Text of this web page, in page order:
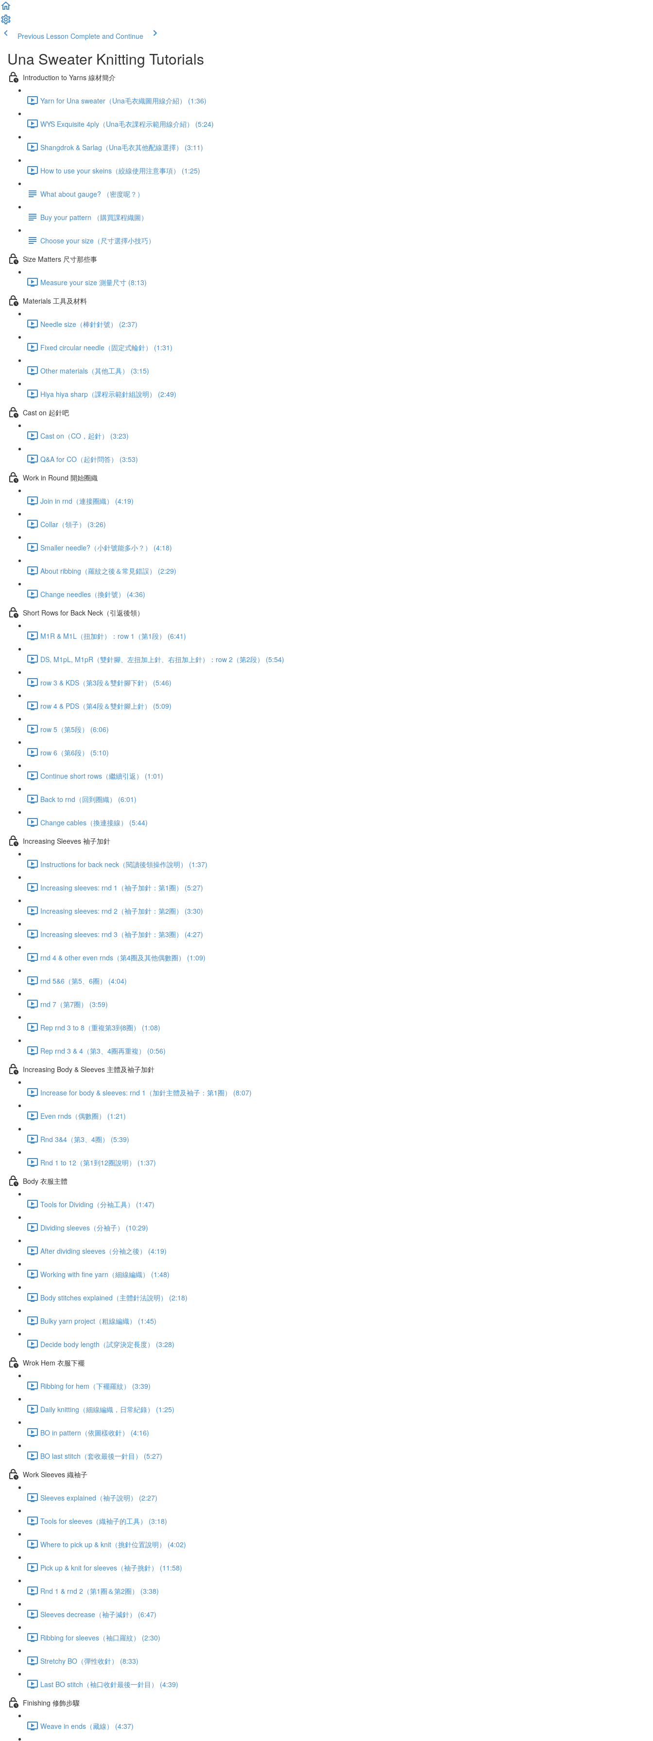
Previous Lesson Complete and Continue
Una Sweater Knitting Tutorials
Introduction to Yarns 線材簡介
Yarn for Una sweater（Una毛衣織圖用線介紹） (1:36)
WYS Exquisite 4ply（Una毛衣課程示範用線介紹） (5:24)
Shangdrok & Sarlag（Una毛衣其他配線選擇） (3:11)
How to use your skeins（絞線使用注意事項） (1:25)
What about gauge? （密度呢？）
Buy your pattern （購買課程織圖）
Choose your size（尺寸選擇小技巧）
Size Matters 尺寸那些事
Measure your size 測量尺寸 (8:13)
Materials 工具及材料
Needle size（棒針針號） (2:37)
Fixed circular needle（固定式輪針） (1:31)
Other materials（其他工具） (3:15)
Hiya hiya sharp（課程示範針組說明） (2:49)
Cast on 起針吧
Cast on（CO，起針） (3:23)
Q&A for CO（起針問答） (3:53)
Work in Round 開始圈織
Join in rnd（連接圈織） (4:19)
Collar（領子） (3:26)
Smaller needle?（小針號能多小？） (4:18)
About ribbing（羅紋之後＆常見錯誤） (2:29)
Change needles（換針號） (4:36)
Short Rows for Back Neck（引返後領）
M1R & M1L（扭加針）：row 1（第1段） (6:41)
DS, M1pL, M1pR（雙針腳、左扭加上針、右扭加上針）：row 2（第2段） (5:54)
row 3 & KDS（第3段＆雙針腳下針） (5:46)
row 4 & PDS（第4段＆雙針腳上針） (5:09)
row 5（第5段） (6:06)
row 6（第6段） (5:10)
Continue short rows（繼續引返） (1:01)
Back to rnd（回到圈織） (6:01)
Change cables（換連接線） (5:44)
Increasing Sleeves 袖子加針
Instructions for back neck（閱讀後領操作說明） (1:37)
Increasing sleeves: rnd 1（袖子加針：第1圈） (5:27)
Increasing sleeves: rnd 2（袖子加針：第2圈） (3:30)
Increasing sleeves: rnd 3（袖子加針：第3圈） (4:27)
rnd 4 & other even rnds（第4圈及其他偶數圈） (1:09)
rnd 5&6（第5、6圈） (4:04)
rnd 7（第7圈） (3:59)
Rep rnd 3 to 8（重複第3到8圈） (1:08)
Rep rnd 3 & 4（第3、4圈再重複） (0:56)
Increasing Body & Sleeves 主體及袖子加針
Increase for body & sleeves: rnd 1（加針主體及袖子：第1圈） (8:07)
Even rnds（偶數圈） (1:21)
Rnd 3&4（第3、4圈） (5:39)
Rnd 1 to 12（第1到12圈說明） (1:37)
Body 衣服主體
Tools for Dividing（分袖工具） (1:47)
Dividing sleeves（分袖子） (10:29)
After dividing sleeves（分袖之後） (4:19)
Working with fine yarn（細線編織） (1:48)
Body stitches explained（主體針法說明） (2:18)
Bulky yarn project（粗線編織） (1:45)
Decide body length（試穿決定長度） (3:28)
Wrok Hem 衣服下襬
Ribbing for hem（下襬羅紋） (3:39)
Daily knitting（細線編織，日常紀錄） (1:25)
BO in pattern（依圖樣收針） (4:16)
BO last stitch（套收最後一針目） (5:27)
Work Sleeves 織袖子
Sleeves explained（袖子說明） (2:27)
Tools for sleeves（織袖子的工具） (3:18)
Where to pick up & knit（挑針位置說明） (4:02)
Pick up & knit for sleeves（袖子挑針） (11:58)
Rnd 1 & rnd 2（第1圈＆第2圈） (3:38)
Sleeves decrease（袖子減針） (6:47)
Ribbing for sleeves（袖口羅紋） (2:30)
Stretchy BO（彈性收針） (8:33)
Last BO stitch（袖口收針最後一針目） (4:39)
Finishing 修飾步驟
Weave in ends（藏線） (4:37)